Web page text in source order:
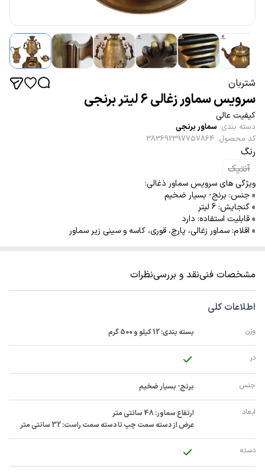
شتربان
سرویس سماور زغالی 6 لیتر برنجی
کیفیت عالی
دسته بندی: سماور برنجی
کد محصول:
383692397757864
رنگ
آنتیک
ویژگی های سرویس سماور ذغالی:
» جنس: برنج- بسیار ضخیم
» گنجایش: 6 لیتر
» قابلیت استفاده: دارد
» اقلام: سماور زغالی، پارچ، قوری، کاسه و سینی زیر سماور
مشخصات فنینقد و بررسینظرات
اطلاعات کلی
وزن بسته بندی: 12 کیلو و 500 گرم
در
جنس برنج- بسیار ضخیم
ابعاد
عرض از دسته سمت چپ تا دسته سمت راست: 32 سانتی متر
دسته